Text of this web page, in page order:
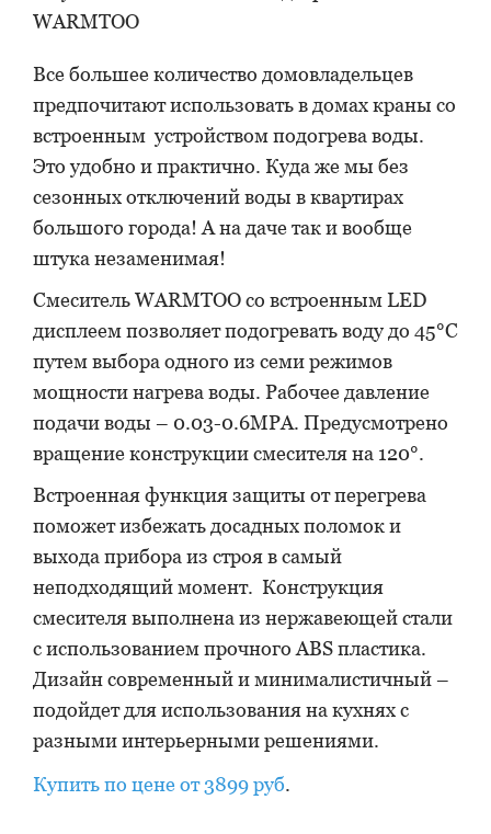
Все большее количество домовладельцев
предпочитают использовать в домах краны со
встроенным устройством подогрева воды.
Это удобно и практично. Куда же мы без
сезонных отключений воды в квартирах
большого города! А на даче так и вообще
штука незаменимая!
Смеситель WARMTOO со встроенным LED
дисплеем позволяет подогревать воду до 45°С
путем выбора одного из семи режимов
мощности нагрева воды. Рабочее давление
подачи воды – 0.03-0.6MPA. Предусмотрено
вращение конструкции смесителя на 120°.
Встроенная функция защиты от перегрева
поможет избежать досадных поломок и
выхода прибора из строя в самый
неподходящий момент. Конструкция
смесителя выполнена из нержавеющей стали
с использованием прочного ABS пластика.
Дизайн современный и минималистичный –
подойдет для использования на кухнях с
разными интерьерными решениями.
Купить по цене от 3899 руб.